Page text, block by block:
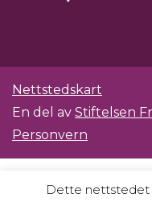
Nettstedskart
En del av Stiftelsen
Personvern
Dette nettstedet